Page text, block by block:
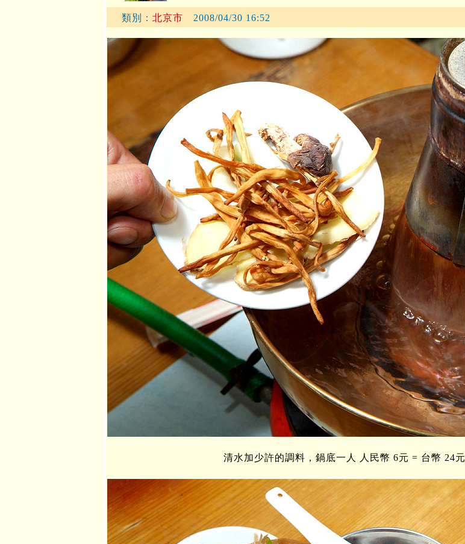
類別： 北京市 2008/04/30 16:52
清水加少許的調料，鍋底一人 人民幣 6元 = 台幣 24元